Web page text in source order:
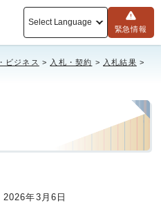
Select Language
緊急情報
ビジネス > 入札・契約 > 入札結果 >
年3月6日